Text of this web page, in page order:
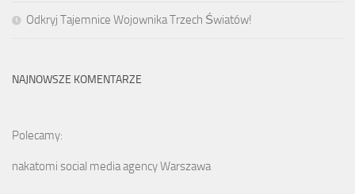
Odkryj Tajemnice Wojownika Trzech Światów!
NAJNOWSZE KOMENTARZE
Polecamy:
nakatomi social media agency Warszawa